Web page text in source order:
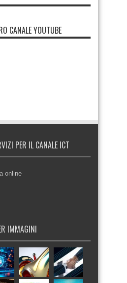
CANALE YOUTUBE
PER IL CANALE ICT
online
IMMAGINI